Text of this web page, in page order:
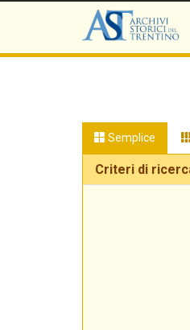
Semplice
Criteri di